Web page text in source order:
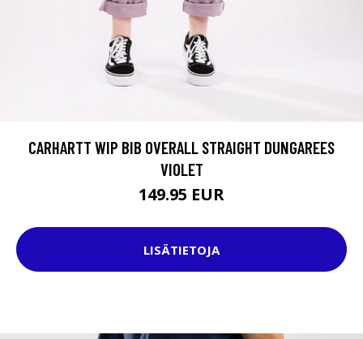
CARHARTT WIP BIB OVERALL STRAIGHT DUNGAREES
VIOLET
149.95 EUR
LISÄTIETOJA